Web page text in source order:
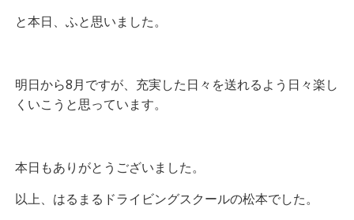
と本日、ふと思いました。
明日から8月ですが、充実した日々を送れるよう日々楽し
くいこうと思っています。
本日もありがとうございました。
以上、はるまるドライビングスクールの松本でした。